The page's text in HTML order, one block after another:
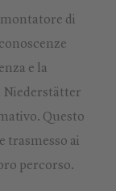
di
e la
Niederstätter
Questo
trasmesso ai
percorso.